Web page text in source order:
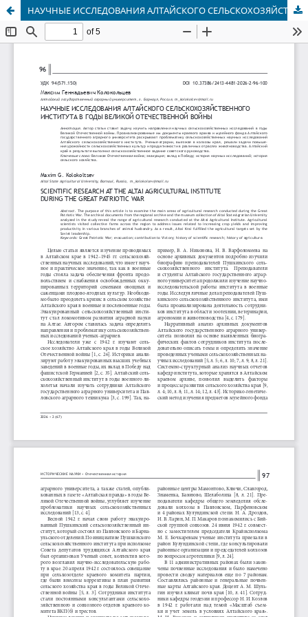
НАУЧНЫЕ ИССЛЕДОВАНИЯ АЛТАЙСКОГО СЕЛЬСКОХОЗЯЙСТВЕННОГО ИНСТИТУТА В ГОДЫ ВЕЛИКОЙ ОТЕЧЕСТВЕННОЙ ВОЙНЫ